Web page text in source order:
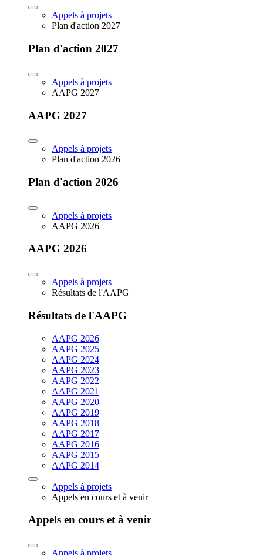
Appels à projets
Plan d'action 2027
Plan d'action 2027
Appels à projets
AAPG 2027
AAPG 2027
Appels à projets
Plan d'action 2026
Plan d'action 2026
Appels à projets
AAPG 2026
AAPG 2026
Appels à projets
Résultats de l'AAPG
Résultats de l'AAPG
AAPG 2026
AAPG 2025
AAPG 2024
AAPG 2023
AAPG 2022
AAPG 2021
AAPG 2020
AAPG 2019
AAPG 2018
AAPG 2017
AAPG 2016
AAPG 2015
AAPG 2014
Appels à projets
Appels en cours et à venir
Appels en cours et à venir
Appels à projets